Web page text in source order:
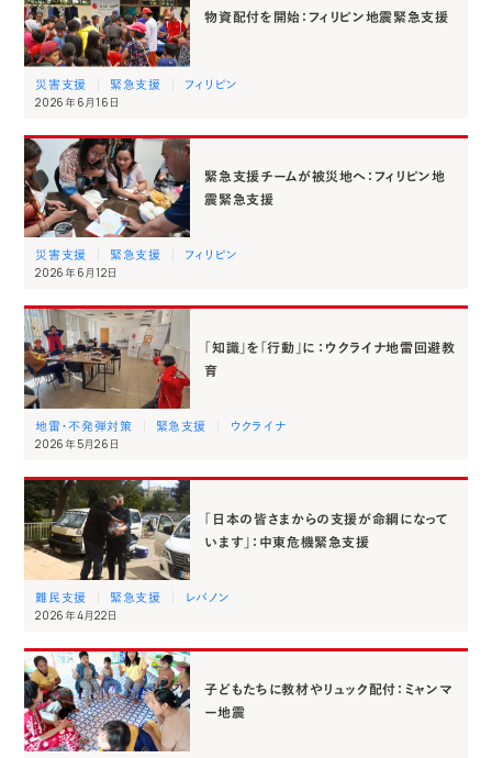
物資配付を開始：フィリピン地震緊急支援
災害支援 緊急支援 フィリピン
2026年6月16日
緊急支援チームが被災地へ：フィリピン地
震緊急支援
災害支援 緊急支援 フィリピン
2026年6月12日
「知識」を「行動」に ：ウクライナ地雷回避教
育
地雷・不発弾対策 緊急支援 ウクライナ
2026年5月26日
「日本の皆さまからの支援が命綱になって
います」：中東危機緊急支援
難民支援 緊急支援 レバノン
2026年4月22日
子どもたちに教材やリュック配付：ミャンマ
ー地震